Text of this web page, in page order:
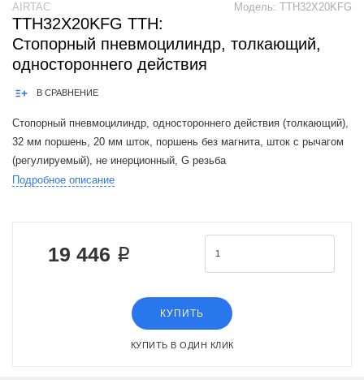
Модель: TTH32X20KFG
AIRTAC
TTH32X20KFG TTH:
Стопорный пневмоцилиндр, толкающий,
одностороннего действия
В СРАВНЕНИЕ
Стопорный пневмоцилиндр, одностороннего действия (толкающий),
32 мм поршень, 20 мм шток, поршень без магнита, шток с рычагом
(регулируемый), не инерционный, G резьба
Подробное описание
19 446 ₽
КУПИТЬ
КУПИТЬ В ОДИН КЛИК